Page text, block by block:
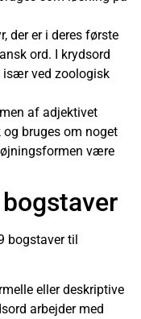
der er i deres første
ord. I krydsord
ved zoologisk
af adjektivet
og bruges om noget
være
bogstaver til
eller deskriptive
arbejder med